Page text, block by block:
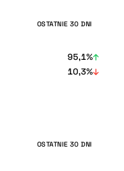
OSTATNIE 30 DNI
95,1%
10,3%
OSTATNIE 30 DNI